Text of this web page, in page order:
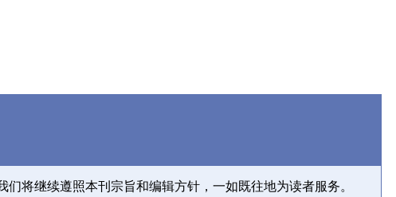
们将继续遵照本刊宗旨和编辑方针，一如既往地为读者服务。